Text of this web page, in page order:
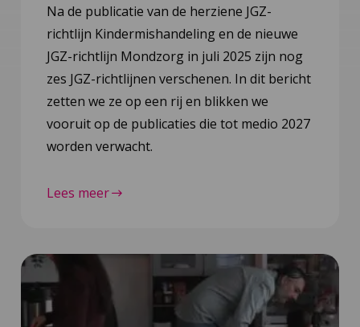
Na de publicatie van de herziene JGZ-
richtlijn Kindermishandeling en de nieuwe
JGZ-richtlijn Mondzorg in juli 2025 zijn nog
zes JGZ-richtlijnen verschenen. In dit bericht
zetten we ze op een rij en blikken we
vooruit op de publicaties die tot medio 2027
worden verwacht.
Lees meer